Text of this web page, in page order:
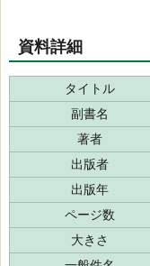
資料詳細
タイトル
副書名
著者
出版者
出版年
ページ数
大きさ